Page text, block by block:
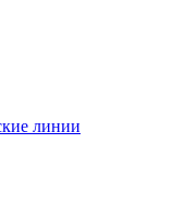
линии